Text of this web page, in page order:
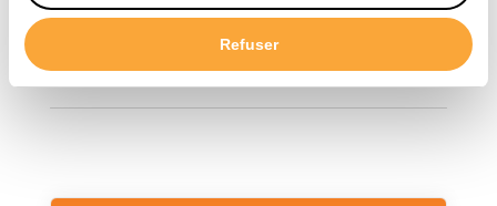
Refuser
Trier par type
Accessoires (12)